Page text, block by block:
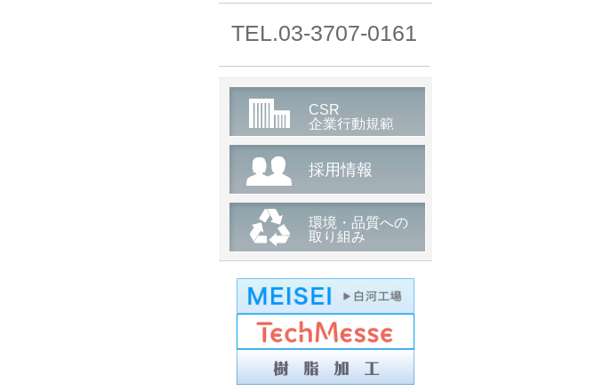
2023/12/27
【展示会】オートモーティブワー
す。
弊社はオートモーティブワールド
2022/12/26
【展示会】とうほく・北海道自動
車関連技術展示商談会に出展いた
します。
弊社は「とうほく・北海道自動車
関連技術展...
2022/12/15
【展示会】オートモーティブワー
ルド２０２３「第9回 自動車部品
TEL.03-3707-0161
CSR
企業行動規範
採用情報
環境・品質への
取り組み